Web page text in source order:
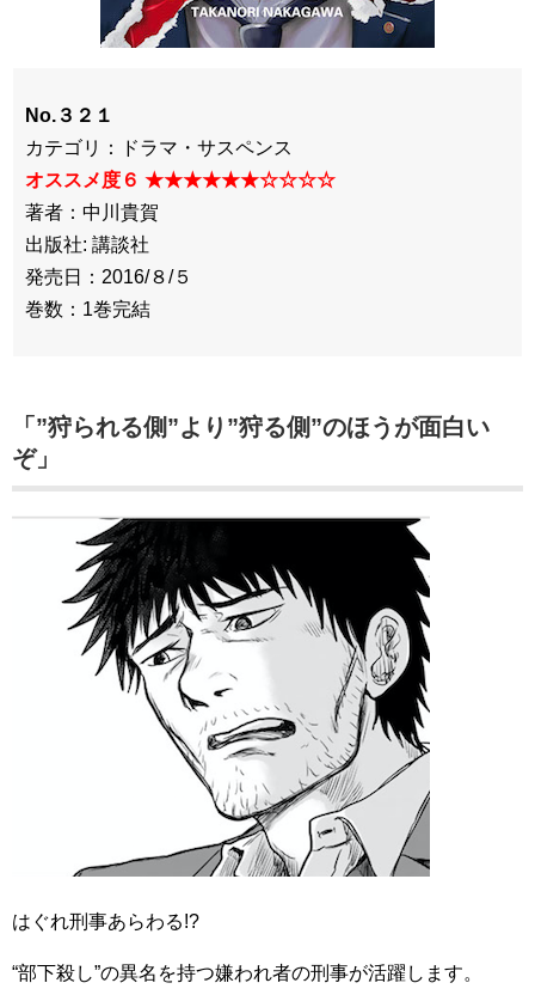
No.３２１
カテゴリ：ドラマ・サスペンス
オススメ度６ ★★★★★★☆☆☆☆
著者：中川貴賀
出版社: 講談社
発売日：2016/８/５
巻数：1巻完結
「”狩られる側”より”狩る側”のほうが面白い
ぞ」
はぐれ刑事あらわる!?
“部下殺し”の異名を持つ嫌われ者の刑事が活躍します。